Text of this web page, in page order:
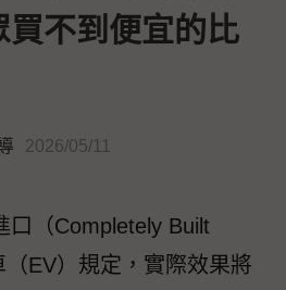
不到便宜的比
2026/05/11
口（Completely Built
EV）規定，實際效果將